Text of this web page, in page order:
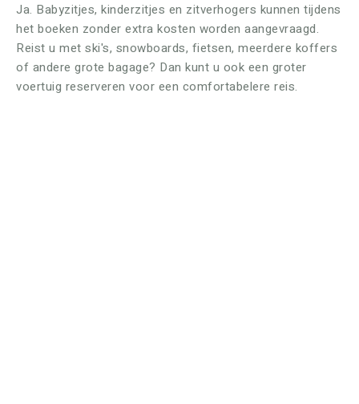
Ja. Babyzitjes, kinderzitjes en zitverhogers kunnen tijdens
het boeken zonder extra kosten worden aangevraagd.
Reist u met ski's, snowboards, fietsen, meerdere koffers
of andere grote bagage? Dan kunt u ook een groter
voertuig reserveren voor een comfortabelere reis.